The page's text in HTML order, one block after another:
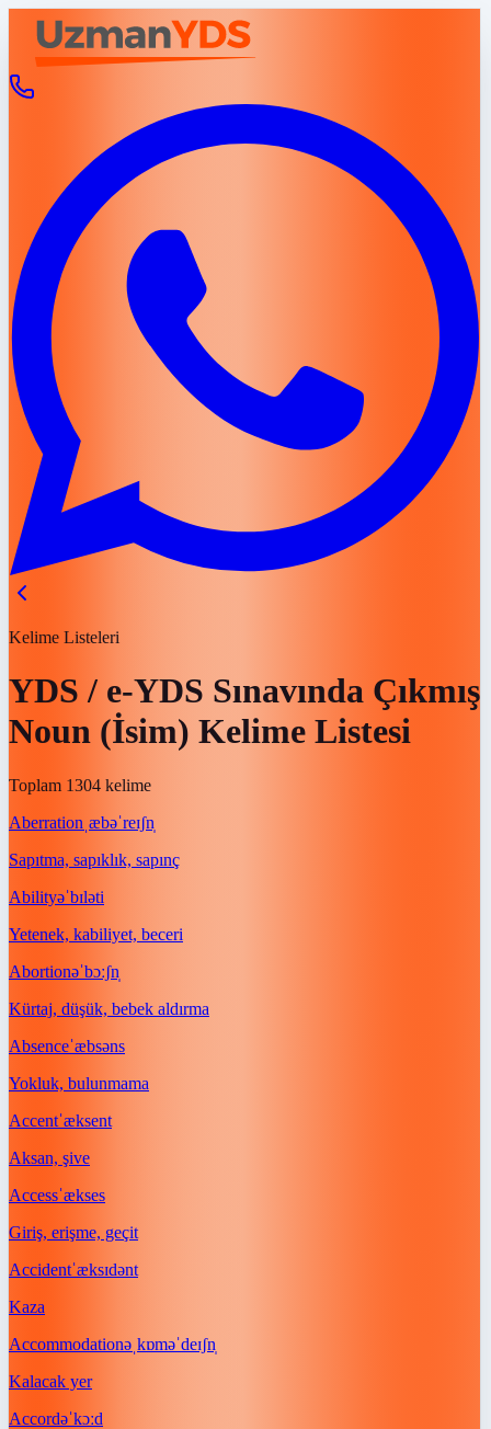
Kelime Listeleri
YDS / e-YDS Sınavında Çıkmış
Noun (İsim) Kelime Listesi
Toplam 1304 kelime
Aberration ˌæbəˈreɪʃn̩
Sapıtma, sapıklık, sapınç
Abilityəˈbɪləti
Yetenek, kabiliyet, beceri
Abortionəˈbɔːʃn̩
Kürtaj, düşük, bebek aldırma
Absenceˈæbsəns
Yokluk, bulunmama
Accentˈæksent
Aksan, şive
Accessˈækses
Giriş, erişme, geçit
Accidentˈæksɪdənt
Kaza
Accommodationəˌkɒməˈdeɪʃn̩
Kalacak yer
Accordəˈkɔːd